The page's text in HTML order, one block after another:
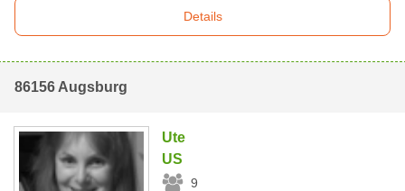
Details
86156 Augsburg
Ute
US
9